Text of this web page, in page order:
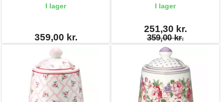
I lager
359,00 kr.
I lager
251,30 kr.
359,00 kr.